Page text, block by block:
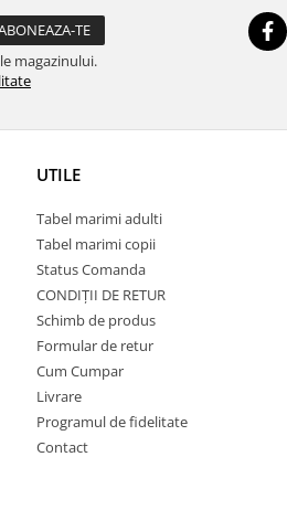
magazinului.
UTILE
Tabel marimi adulti
Tabel marimi copii
Status Comanda
CONDIȚII DE RETUR
Schimb de produs
Formular de retur
Cum Cumpar
Livrare
Programul de fidelitate
Contact